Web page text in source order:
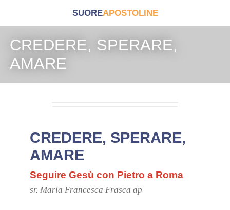
SUOREAPOSTOLINE
CREDERE, SPERARE,
AMARE
CREDERE, SPERARE,
AMARE
Seguire Gesù con Pietro a Roma
sr. Maria Francesca Frasca ap